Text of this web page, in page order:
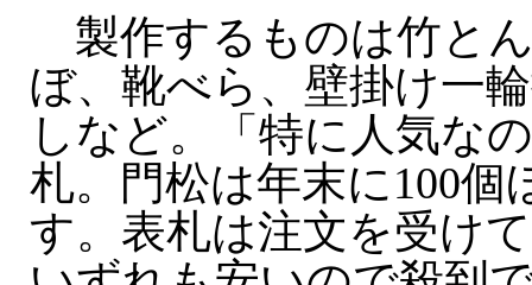
製作するものは竹と
ぼ、靴べら、壁掛け一
しなど。「特に人気な
札。門松は年末に100個
す。表札は注文を受け